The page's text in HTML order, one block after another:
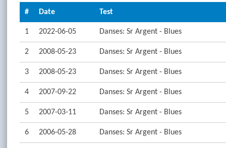
# Date Test
1 2022-06-05 Danses: Sr Argent - Blues
2 2008-05-23 Danses: Sr Argent - Blues
3 2008-05-23 Danses: Sr Argent - Blues
4 2007-09-22 Danses: Sr Argent - Blues
5 2007-03-11 Danses: Sr Argent - Blues
6 2006-05-28 Danses: Sr Argent - Blues